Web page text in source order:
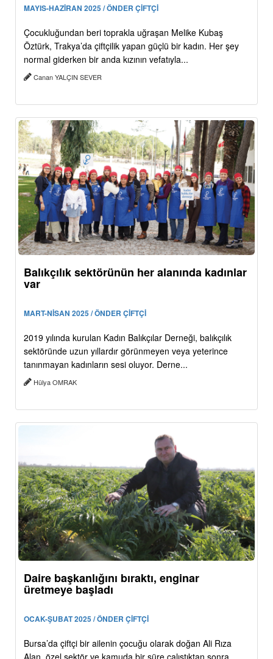
MAYIS-HAZİRAN 2025 / ÖNDER ÇİFTÇİ
Çocukluğundan beri toprakla uğraşan Melike Kubaş
Öztürk, Trakya’da çiftçilik yapan güçlü bir kadın. Her şey
normal giderken bir anda kızının vefatıyla...
Canan YALÇIN SEVER
Balıkçılık sektörünün her alanında kadınlar
var
MART-NİSAN 2025 / ÖNDER ÇİFTÇİ
2019 yılında kurulan Kadın Balıkçılar Derneği, balıkçılık
sektöründe uzun yıllardır görünmeyen veya yeterince
tanınmayan kadınların sesi oluyor. Derne...
Hülya OMRAK
Daire başkanlığını bıraktı, enginar
üretmeye başladı
OCAK-ŞUBAT 2025 / ÖNDER ÇİFTÇİ
Bursa’da çiftçi bir ailenin çocuğu olarak doğan Ali Rıza
Alan, özel sektör ve kamuda bir süre çalıştıktan sonra